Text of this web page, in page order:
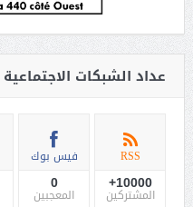
عداد الشبكات الاجتماعية
RSS
10000+
المشتركين
فيس بوك
0
المعجبين